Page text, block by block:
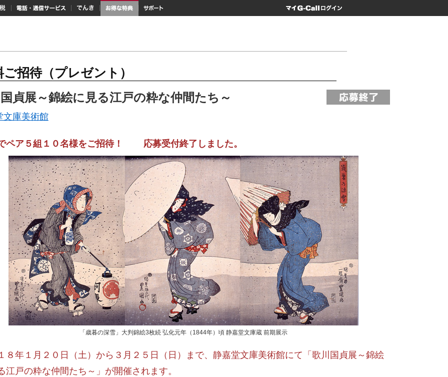
ご招待（プレゼント）
貞展～錦絵に見る江戸の粋な仲間たち～
文庫美術館
ペア５組１０名様をご招待！ 応募受付終了しました。
「歳暮の深雪」大判錦絵3枚続 弘化元年（1844年）頃 静嘉堂文庫蔵 前期展示
８年１月２０日（土）から３月２５日（日）まで、静嘉堂文庫美術館にて「歌川国貞展～錦絵
江戸の粋な仲間たち～」が開催されます。